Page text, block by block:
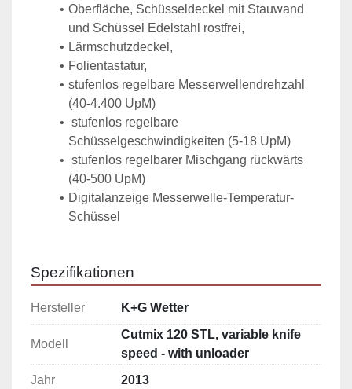
Oberfläche, Schüsseldeckel mit Stauwand
und Schüssel Edelstahl rostfrei,
Lärmschutzdeckel,
Folientastatur,
stufenlos regelbare Messerwellendrehzahl
(40-4.400 UpM)
stufenlos regelbare
Schüsselgeschwindigkeiten (5-18 UpM)
stufenlos regelbarer Mischgang rückwärts
(40-500 UpM)
Digitalanzeige Messerwelle-Temperatur-
Schüssel
Spezifikationen
Hersteller K+G Wetter
Modell
Cutmix 120 STL, variable knife
speed - with unloader
Jahr
2013